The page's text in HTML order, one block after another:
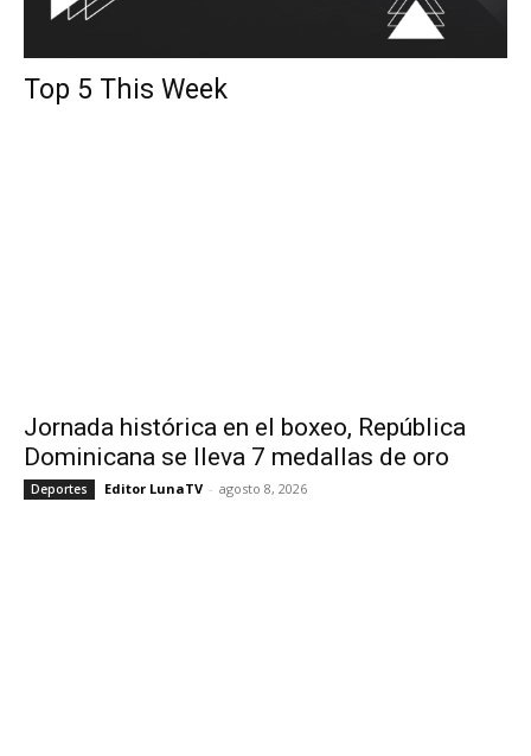
Top 5 This Week
Jornada histórica en el boxeo, República
Dominicana se lleva 7 medallas de oro
Deportes Editor LunaTV - agosto 8, 2026